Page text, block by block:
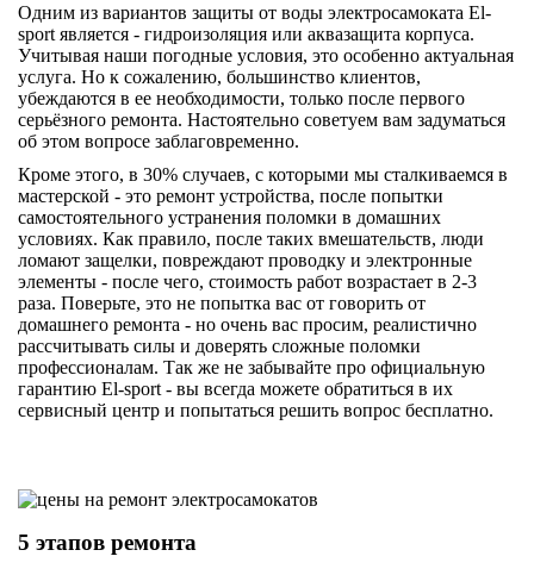
Одним из вариантов защиты от воды электросамоката El-
sport является - гидроизоляция или аквазащита корпуса.
Учитывая наши погодные условия, это особенно актуальная
услуга. Но к сожалению, большинство клиентов,
убеждаются в ее необходимости, только после первого
серьёзного ремонта. Настоятельно советуем вам задуматься
об этом вопросе заблаговременно.
Кроме этого, в 30% случаев, с которыми мы сталкиваемся в
мастерской - это ремонт устройства, после попытки
самостоятельного устранения поломки в домашних
условиях. Как правило, после таких вмешательств, люди
ломают защелки, повреждают проводку и электронные
элементы - после чего, стоимость работ возрастает в 2-3
раза. Поверьте, это не попытка вас от говорить от
домашнего ремонта - но очень вас просим, реалистично
рассчитывать силы и доверять сложные поломки
профессионалам. Так же не забывайте про официальную
гарантию El-sport - вы всегда можете обратиться в их
сервисный центр и попытаться решить вопрос бесплатно.
5 этапов ремонта